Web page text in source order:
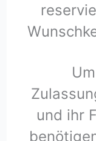
und ihr